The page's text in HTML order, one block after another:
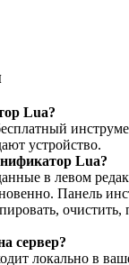
Lua?
устройство.
Lua?
в левом
Панель
сервер?
локально в